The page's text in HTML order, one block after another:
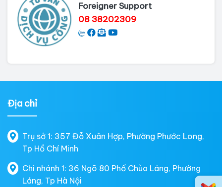
Foreigner Support
08 38202309
Địa chỉ
Trụ sở 1: 357 Đỗ Xuân Hợp, Phường Phước Long,
Tp Hồ Chí Minh
Chi nhánh 1: 36 Ngõ 80 Phố Chùa Láng, Phường
Láng, Tp Hà Nội